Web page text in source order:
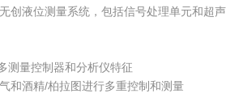
创液位测量系统，包括信号处理单元和超声
测量控制器和分析仪特征
和酒精/柏拉图进行多重控制和测量